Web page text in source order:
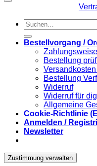
Suchen
nach:
Bestellvorgang /
Bestellung
Bestellung
Widerruf
Widerruf für
Allgemeine
Cookie-Richtlinie
Anmelden /
Newsletter
Zustimmung verwalten